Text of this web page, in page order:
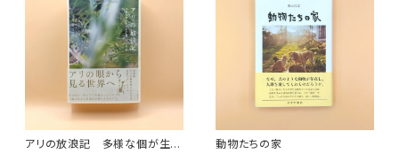
アリの放浪記 多様な個が生み
動物たちの家